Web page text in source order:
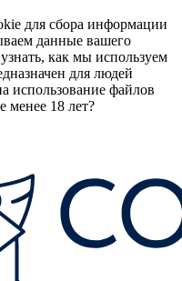
для сбора информации
данные вашего
как мы используем
для людей
использование файлов
менее 18 лет?